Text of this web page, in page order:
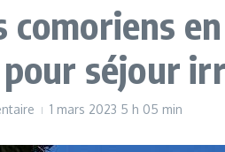
comoriens
séjour
1 mars 2023 5 h 05 min